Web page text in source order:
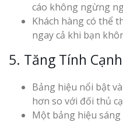
cáo không ngừng
Khách hàng có thể
ngay cả khi bạn
5. Tăng Tính
Bảng hiệu nổi bật
hơn so với đối thủ
Một bảng hiệu